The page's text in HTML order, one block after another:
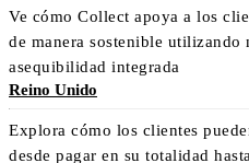
Ve cómo Collect apoya a los
de manera sostenible utilizando
asequibilidad integrada
Reino Unido
Explora cómo los clientes
desde pagar en su totalidad